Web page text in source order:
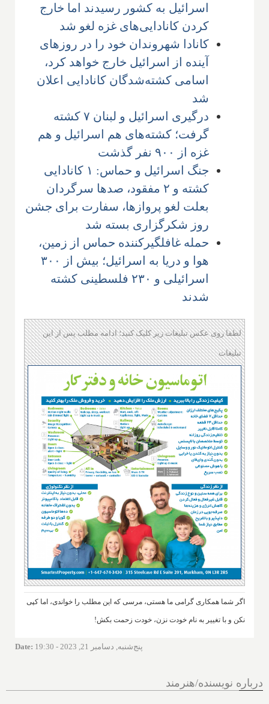
اسرائیل به کشور رسیدند اما خارج
کردن کانادایی‌های غزه لغو شد
کانادا شهروندان خود را در روزهای
آینده از اسرائیل خارج خواهد کرد،
اسامی کشته‌شدگان کانادایی اعلان
شد
درگیری اسرائیل و لبنان ۷ کشته
گرفت؛ کشته‌های هم اسرائیل و هم
غزه از ۹۰۰ نفر گذشت
جنگ اسرائیل و حماس: ۱ کانادایی
کشته و ۲ مفقود، صدها سرگردان
بعلت لغو پروازها، سفارت برای جشن
روز شکرگزاری بسته شد
حمله غافلگیرکننده حماس از زمین،
هوا و دریا به اسرائیل؛ بیش از ۳۰۰
اسرائیلی و ۲۳۰ فلسطینی کشته
شدند
لطفا روی عکس تبلیغات زیر کلیک کنید؛ ادامه مطلب پس از این
تبلیغات
اگر شما همکاری گرامی ما هستی، مرسی که این مطلب را خواندی، اما کپی
نکن و با تغییر به نام خودت نزن، خودت زحمت بکش!
Date: پنج‌شنبه, دسامبر 21, 2023 - 19:30
درباره نویسنده/هنرمند